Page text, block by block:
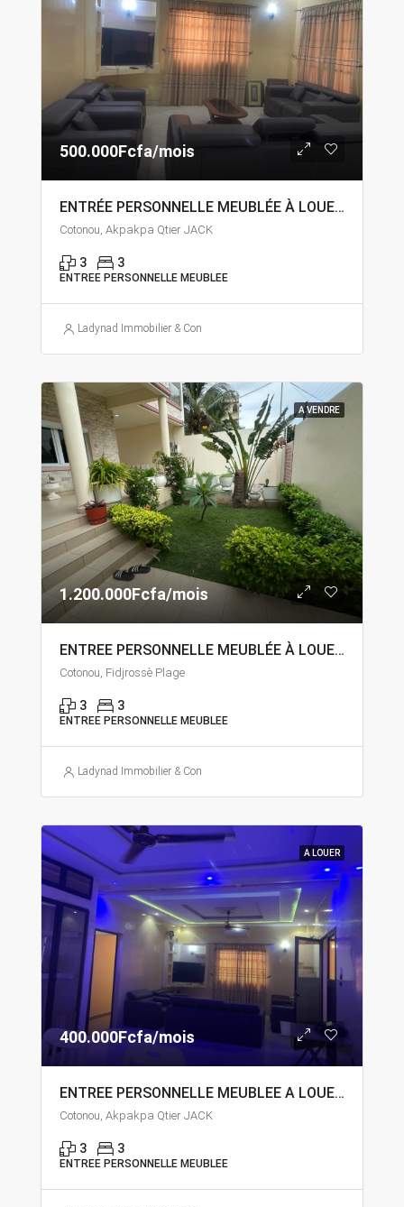
500.000Fcfa/mois
ENTRÉE PERSONNELLE MEUBLÉE À LOUER À COTONOU AKPAKPA QUARTIER JACK
Cotonou, Akpakpa Qtier JACK
3 3
ENTREE PERSONNELLE MEUBLEE
Ladynad Immobilier & Construction
A VENDRE
1.200.000Fcfa/mois
ENTREE PERSONNELLE MEUBLÉE À LOUER À COTONOU FIDJROSSÈ
Cotonou, Fidjrossè Plage
3 3
ENTREE PERSONNELLE MEUBLEE
Ladynad Immobilier & Construction
A LOUER
400.000Fcfa/mois
ENTREE PERSONNELLE MEUBLEE A LOUER A COTONOU QUARTIER JACK
Cotonou, Akpakpa Qtier JACK
3 3
ENTREE PERSONNELLE MEUBLEE